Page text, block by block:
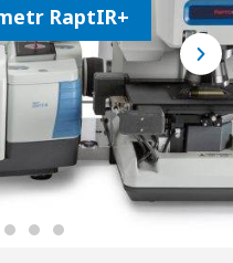
neaSCOPE